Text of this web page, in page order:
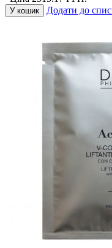
У кошик Додати до